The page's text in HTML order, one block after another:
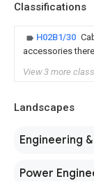
Classifications
H02B1/30
accessories
View 3 more
Landscapes
Engineering
Power